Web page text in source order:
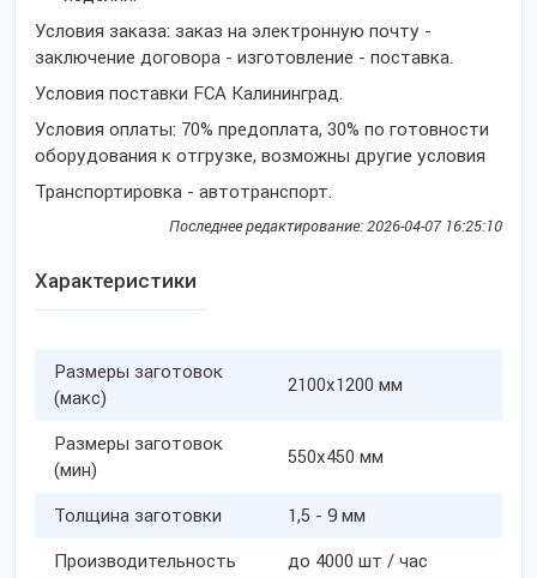
Условия заказа: заказ на электронную почту -
заключение договора - изготовление - поставка.
Условия поставки FCA Калининград.
Условия оплаты: 70% предоплата, 30% по готовности
оборудования к отгрузке, возможны другие условия
Транспортировка - автотранспорт.
Последнее редактирование: 2026-04-07 16:25:10
Характеристики
Размеры заготовок
(макс)
2100x1200 мм
Размеры заготовок
(мин)
550x450 мм
Толщина заготовки 1,5 - 9 мм
Производительность до 4000 шт / час